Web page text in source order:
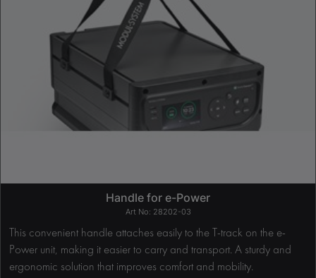
Handle for e-Power
28202-03
This convenient handle attaches easily to the T-track on the e-
Power unit, making it easier to carry and transport. A sturdy and
ergonomic solution that improves comfort and mobility.